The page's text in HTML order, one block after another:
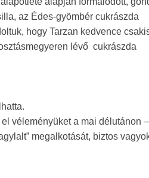
az Édes-gyömbér cukrászda
hogy Tarzan kedvence
lévő cukrászda
véleményüket a mai délutánon
megalkotását, biztos